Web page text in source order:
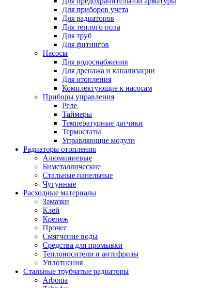
Для приборов учета
Для радиаторов
Для теплого пола
Для труб
Для фитингов
Насосы
Для водоснабжения
Для дренажа и канализации
Для отопления
Комплектующие к насосам
Приборы управления
Реле
Таймеры
Температурные датчики
Термостаты
Управляющие модули
Радиаторы отопления
Алюминиевые
Биметаллические
Стальные панельные
Чугунные
Расходные материалы
Замазки
Клей
Крепеж
Прочее
Смягчение воды
Средства для промывки
Теплоносители и антифризы
Уплотнения
Стальные трубчатые радиаторы
Arbonia